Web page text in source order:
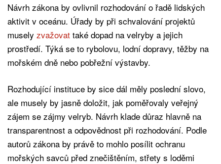
Návrh zákona by ovlivnil rozhodování o řadě lidských
aktivit v oceánu. Úřady by při schvalování projektů
musely zvažovat také dopad na velryby a jejich
prostředí. Týká se to rybolovu, lodní dopravy, těžby na
mořském dně nebo pobřežní výstavby.
Rozhodující instituce by sice dál měly poslední slovo,
ale musely by jasně doložit, jak poměřovaly veřejný
zájem se zájmy velryb. Návrh klade důraz hlavně na
transparentnost a odpovědnost při rozhodování. Podle
autorů zákona by právě to mohlo posílit ochranu
mořských savců před znečištěním, střety s loděmi